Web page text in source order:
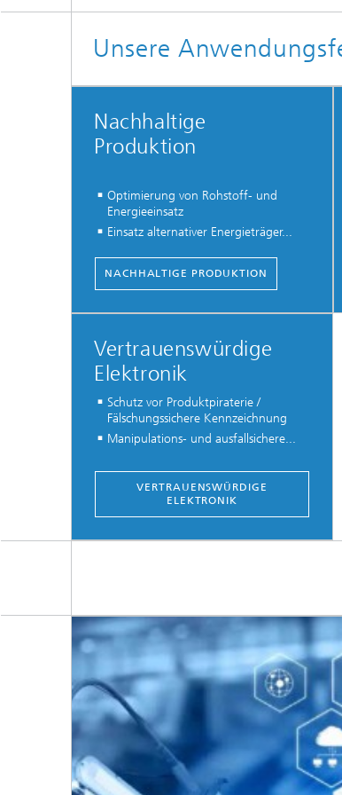
Unsere
Nachhaltige
Produktion
Optimierung von Rohstoff- und
Energieeinsatz
Einsatz alternativer Energieträger...
NACHHALTIGE PRODUKTION
Vertrauenswürdige
Elektronik
Schutz vor Produktpiraterie /
Fälschungssichere Kennzeichnung
Manipulations- und ausfallsichere...
VERTRAUENSWÜRDIGE
ELEKTRONIK